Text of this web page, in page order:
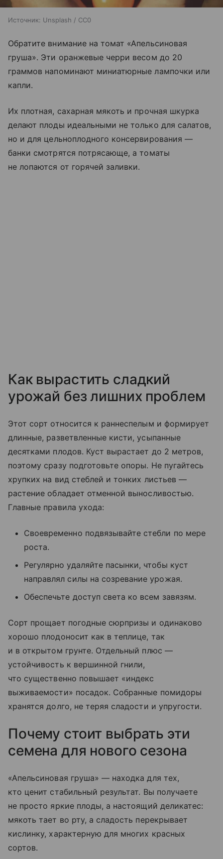
Источник: Unsplash / CC0
Обратите внимание на томат «Апельсиновая
груша». Эти оранжевые черри весом до 20
граммов напоминают миниатюрные лампочки или
капли.
Их плотная, сахарная мякоть и прочная шкурка
делают плоды идеальными не только для салатов,
но и для цельноплодного консервирования —
банки смотрятся потрясающе, а томаты
не лопаются от горячей заливки.
Как вырастить сладкий
урожай без лишних проблем
Этот сорт относится к раннеспелым и формирует
длинные, разветвленные кисти, усыпанные
десятками плодов. Куст вырастает до 2 метров,
поэтому сразу подготовьте опоры. Не пугайтесь
хрупких на вид стеблей и тонких листьев —
растение обладает отменной выносливостью.
Главные правила ухода:
Своевременно подвязывайте стебли по мере
роста.
Регулярно удаляйте пасынки, чтобы куст
направлял силы на созревание урожая.
Обеспечьте доступ света ко всем завязям.
Сорт прощает погодные сюрпризы и одинаково
хорошо плодоносит как в теплице, так
и в открытом грунте. Отдельный плюс —
устойчивость к вершинной гнили,
что существенно повышает «индекс
выживаемости» посадок. Собранные помидоры
хранятся долго, не теряя сладости и упругости.
Почему стоит выбрать эти
семена для нового сезона
«Апельсиновая груша» — находка для тех,
кто ценит стабильный результат. Вы получаете
не просто яркие плоды, а настоящий деликатес:
мякоть тает во рту, а сладость перекрывает
кислинку, характерную для многих красных
сортов.